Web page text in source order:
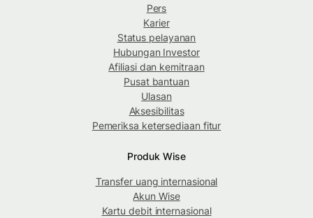
Pers
Karier
Status pelayanan
Hubungan Investor
Afiliasi dan kemitraan
Pusat bantuan
Ulasan
Aksesibilitas
Pemeriksa ketersediaan fitur
Produk Wise
Transfer uang internasional
Akun Wise
Kartu debit internasional